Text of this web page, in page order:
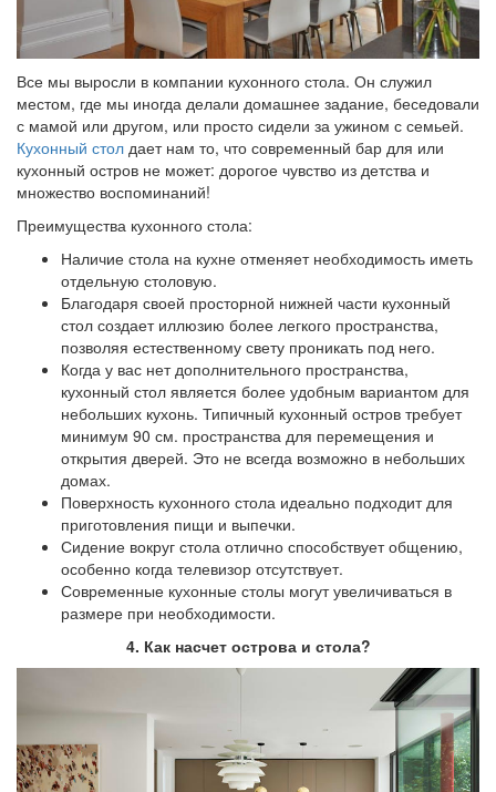
Все мы выросли в компании кухонного стола. Он служил
местом, где мы иногда делали домашнее задание, беседовали
с мамой или другом, или просто сидели за ужином с семьей.
Кухонный стол дает нам то, что современный бар для или
кухонный остров не может: дорогое чувство из детства и
множество воспоминаний!
Преимущества кухонного стола:
Наличие стола на кухне отменяет необходимость иметь
отдельную столовую.
Благодаря своей просторной нижней части кухонный
стол создает иллюзию более легкого пространства,
позволяя естественному свету проникать под него.
Когда у вас нет дополнительного пространства,
кухонный стол является более удобным вариантом для
небольших кухонь. Типичный кухонный остров требует
минимум 90 см. пространства для перемещения и
открытия дверей. Это не всегда возможно в небольших
домах.
Поверхность кухонного стола идеально подходит для
приготовления пищи и выпечки.
Сидение вокруг стола отлично способствует общению,
особенно когда телевизор отсутствует.
Современные кухонные столы могут увеличиваться в
размере при необходимости.
4. Как насчет острова и стола?